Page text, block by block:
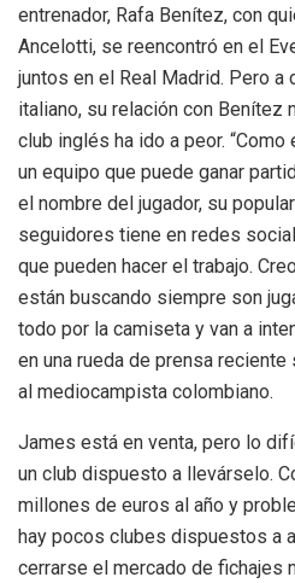
entrenador, Rafa Benítez, con
Ancelotti, se reencontró en el
juntos en el Real Madrid. Pero a
italiano, su relación con Benítez
club inglés ha ido a peor.
un equipo que puede ganar
el nombre del jugador, su
seguidores tiene en redes
que pueden hacer el trabajo.
están buscando siempre son
todo por la camiseta y van a
en una rueda de prensa
al mediocampista colombiano.
James está en venta, pero lo
un club dispuesto a llevárselo.
millones de euros al año y
hay pocos clubes dispuestos a
cerrarse el mercado de fichajes